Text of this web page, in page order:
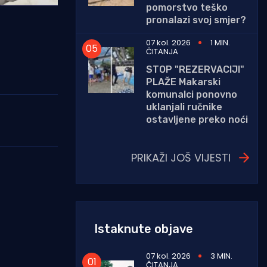
pomorstvo teško
pronalazi svoj smjer?
07 kol. 2026
1 MIN.
ČITANJA
STOP "REZERVACIJI"
PLAŽE Makarski
komunalci ponovno
uklanjali ručnike
ostavljene preko noći
PRIKAŽI JOŠ VIJESTI
Istaknute objave
07 kol. 2026 3 MIN.
ČITANJA